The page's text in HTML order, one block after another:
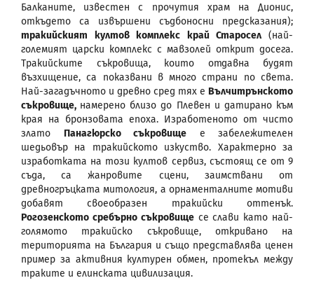
Балканите, известен с прочутия храм на Дионис,
откъдето са извършени съдбоносни предсказания);
тракийският култов комплекс край Старосел (най-
големият царски комплекс с мавзолей открит досега.
Тракийските съкровища, които отдавна будят
възхищение, са показвани в много страни по света.
Най-загадъчното и древно сред тях е Вълчитрънското
съкровище, намерено близо до Плевен и датирано към
края на бронзовата епоха. Изработеното от чисто
злато Панагюрско съкровище е забележителен
шедьовър на тракийското изкуство. Характерно за
изработката на този култов сервиз, състоящ се от 9
съда, са жанровите сцени, заимствани от
древногръцката митология, а орнаменталните мотиви
добавят своеобразен тракийски оттенък.
Рогозенското сребърно съкровищесе слави като най-
голямото тракийско съкровище, откривано на
територията на България и също представлява ценен
пример за активния културен обмен, протекъл между
траките и елинската цивилизация.